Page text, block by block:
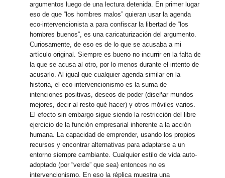
argumentos luego de una lectura detenida. En primer lugar
eso de que “los hombres malos” quieran usar la agenda
eco-intervencionista a para confiscar la libertad de “los
hombres buenos”, es una caricaturización del argumento.
Curiosamente, de eso es de lo que se acusaba a mi
artículo original. Siempre es bueno no incurrir en la falta de
la que se acusa al otro, por lo menos durante el intento de
acusarlo. Al igual que cualquier agenda similar en la
historia, el eco-intervencionismo es la suma de
intenciones positivas, deseos de poder (diseñar mundos
mejores, decir al resto qué hacer) y otros móviles varios.
El efecto sin embargo sigue siendo la restricción del libre
ejercicio de la función empresarial inherente a la acción
humana. La capacidad de emprender, usando los propios
recursos y encontrar alternativas para adaptarse a un
entorno siempre cambiante. Cualquier estilo de vida auto-
adoptado (por “verde” que sea) entonces no es
intervencionismo. En eso la réplica muestra una